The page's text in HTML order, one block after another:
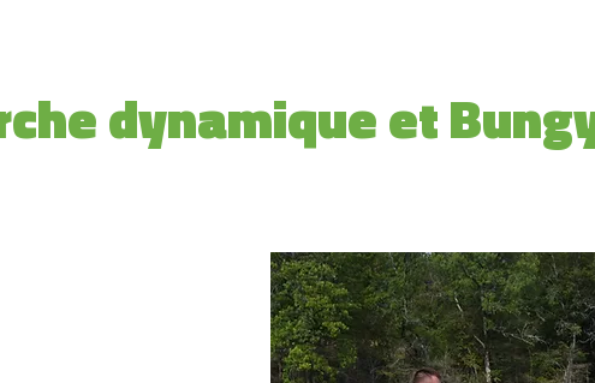
dynamique et